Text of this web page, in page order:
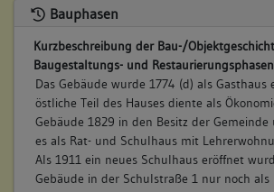
Bauphasen
Kurzbeschreibung der Bau-/
Baugestaltungs- und
Das Gebäude wurde 1774 (d) als Gasthaus
östliche Teil des Hauses diente als
Gebäude 1829 in den Besitz der
es als Rat- und Schulhaus mit
Als 1911 ein neues Schulhaus eröffnet
Gebäude in der Schulstraße 1 nur noch als